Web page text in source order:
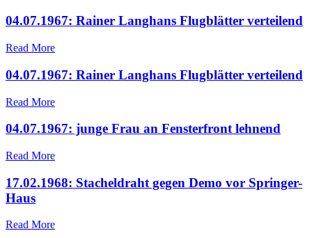
04.07.1967: Rainer Langhans Flugblätter verteilend
Read More
04.07.1967: Rainer Langhans Flugblätter verteilend
Read More
04.07.1967: junge Frau an Fensterfront lehnend
Read More
17.02.1968: Stacheldraht gegen Demo vor Springer-
Haus
Read More